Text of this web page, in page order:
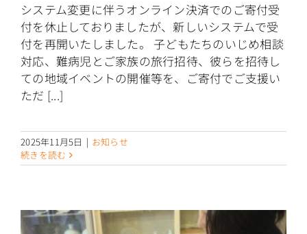
システム変更に伴うオンライン決済でのご寄付受
付を休止しておりましたが、新しいシステムで受
付を再開いたしました。 子どもたちのいじめ相談
対応、難病児とご家族の旅行招待、彼らを招待し
ての地域イベントの開催等を、ご寄付でご支援い
ただ [...]
2025年11月5日 | お知らせ
続きを読む